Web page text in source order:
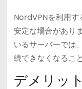
NordVPNを利用す
安定な場合があり
いるサーバーでは
続できなくなるこ
デメリッ